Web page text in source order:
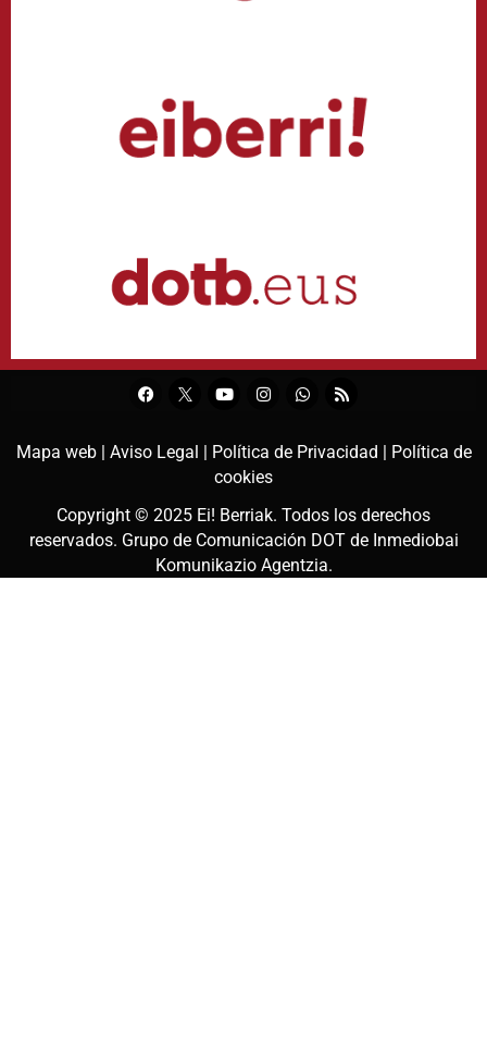
Mapa web | Aviso Legal | Política de Privacidad |
Política de
cookies
Copyright © 2025 Ei! Berriak. Todos los derechos
reservados. Grupo de Comunicación DOT de Inmediobai
Komunikazio Agentzia.